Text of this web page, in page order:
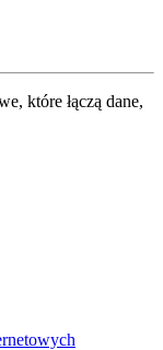
które łączą dane,